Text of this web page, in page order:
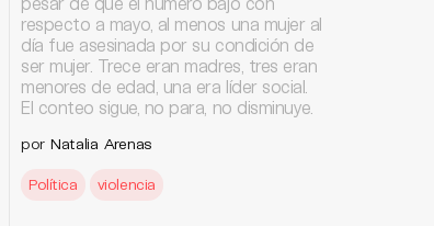
respecto a mayo, al menos una mujer al
día fue asesinada por su condición de
ser mujer. Trece eran madres, tres eran
menores de edad, una era líder social.
El conteo sigue, no para, no disminuye.
por Natalia Arenas
Política violencia